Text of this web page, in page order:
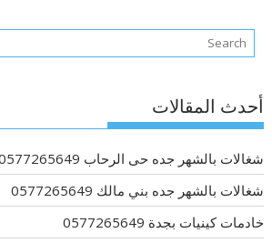
أحدث المقالات
شغالات بالشهر جده حى الرحاب 0577265649
شغالات بالشهر جده بني مالك 0577265649
خادمات كينيات بجدة 0577265649